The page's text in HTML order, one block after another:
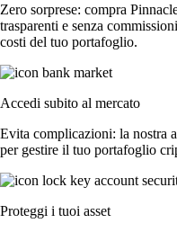
Zero sorprese: compra
trasparenti e senza
costi del tuo portafoglio.
Accedi subito al mercato
Evita complicazioni: la nostra
per gestire il tuo portafoglio
Proteggi i tuoi asset